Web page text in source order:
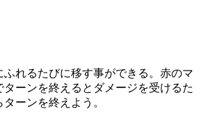
れるたびに移す事ができる。赤のマ
ーンを終えるとダメージを受けるた
ーンを終えよう。